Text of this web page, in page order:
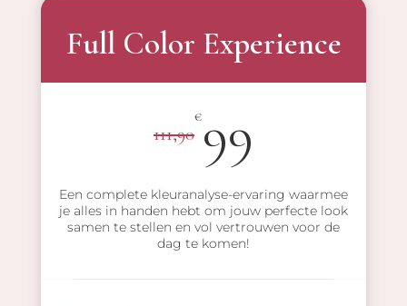
Full Color Experience
111,90
€99
Een complete kleuranalyse-ervaring waarmee
je alles in handen hebt om jouw perfecte look
samen te stellen en vol vertrouwen voor de
dag te komen!